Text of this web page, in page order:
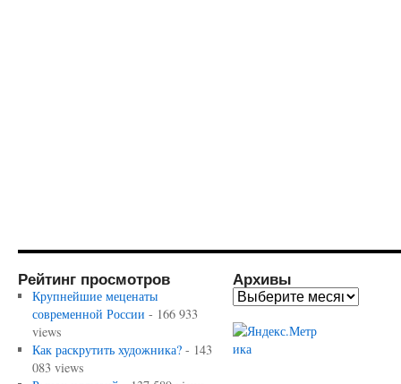
Рейтинг просмотров
Крупнейшие меценаты
современной России - 166 933
views
Как раскрутить художника?- 143
083 views
Архивы